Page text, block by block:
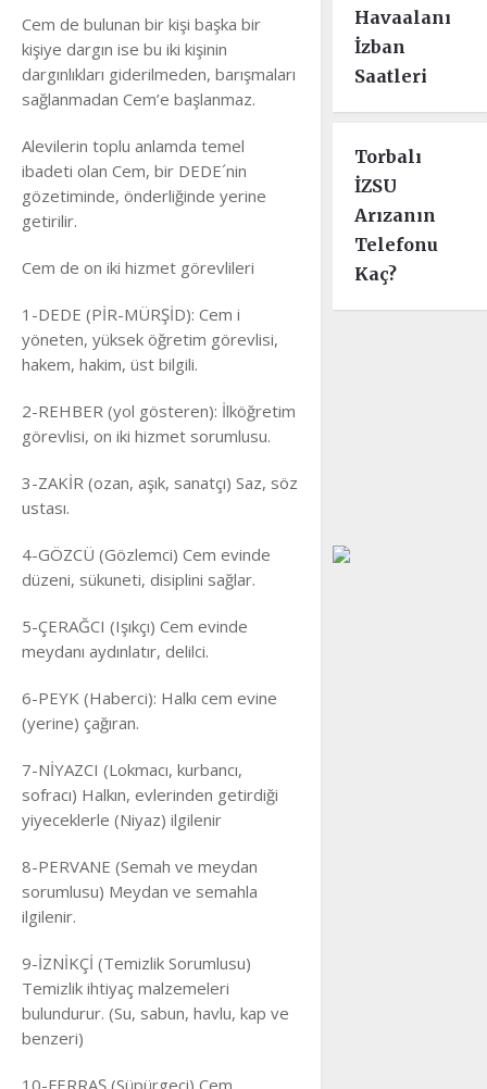
Cem de bulunan bir kişi başka bir
kişiye dargın ise bu iki kişinin
dargınlıkları giderilmeden, barışmaları
sağlanmadan Cem’e başlanmaz.
Alevilerin toplu anlamda temel
ibadeti olan Cem, bir DEDE´nin
gözetiminde, önderliğinde yerine
getirilir.
Cem de on iki hizmet görevlileri
1-DEDE (PİR-MÜRŞİD): Cem i
yöneten, yüksek öğretim görevlisi,
hakem, hakim, üst bilgili.
2-REHBER (yol gösteren): İlköğretim
görevlisi, on iki hizmet sorumlusu.
3-ZAKİR (ozan, aşık, sanatçı) Saz, söz
ustası.
4-GÖZCÜ (Gözlemci) Cem evinde
düzeni, sükuneti, disiplini sağlar.
5-ÇERAĞCI (Işıkçı) Cem evinde
meydanı aydınlatır, delilci.
6-PEYK (Haberci): Halkı cem evine
(yerine) çağıran.
7-NİYAZCI (Lokmacı, kurbancı,
sofracı) Halkın, evlerinden getirdiği
yiyeceklerle (Niyaz) ilgilenir
8-PERVANE (Semah ve meydan
sorumlusu) Meydan ve semahla
ilgilenir.
9-İZNİKÇİ (Temizlik Sorumlusu)
Temizlik ihtiyaç malzemeleri
bulundurur. (Su, sabun, havlu, kap ve
benzeri)
10-FERRAŞ (Süpürgeci) Cem
Havaalanı
İzban
Saatleri
Torbalı
İZSU
Arızanın
Telefonu
Kaç?